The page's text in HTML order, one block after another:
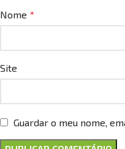
Nome *
Site
Guardar o meu nome,